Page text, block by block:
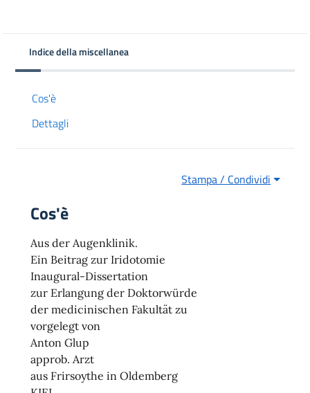
Indice della miscellanea
Cos'è
Dettagli
Stampa / Condividi
Cos'è
Aus der Augenklinik.
Ein Beitrag zur Iridotomie
Inaugural-Dissertation
zur Erlangung der Doktorwürde
der medicinischen Fakultät zu
vorgelegt von
Anton Glup
approb. Arzt
aus Frirsoythe in Oldemberg